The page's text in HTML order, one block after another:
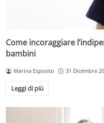
Come incoraggiare
bambini
Marina Esposito 31 Dicembre
Leggi di più